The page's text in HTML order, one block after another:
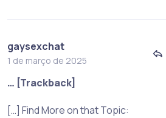
gaysexchat
1 de março de 2025
… [Trackback]
[…] Find More on that Topic: